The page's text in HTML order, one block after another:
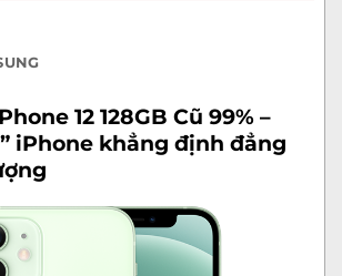
12 128GB Cũ 99% –
iPhone khẳng định đẳng